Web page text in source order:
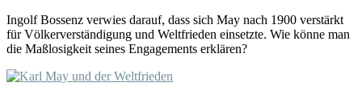
Ingolf Bossenz verwies darauf, dass sich May nach 1900 verstärkt
für Völkerverständigung und Weltfrieden einsetzte. Wie könne man
die Maßlosigkeit seines Engagements erklären?